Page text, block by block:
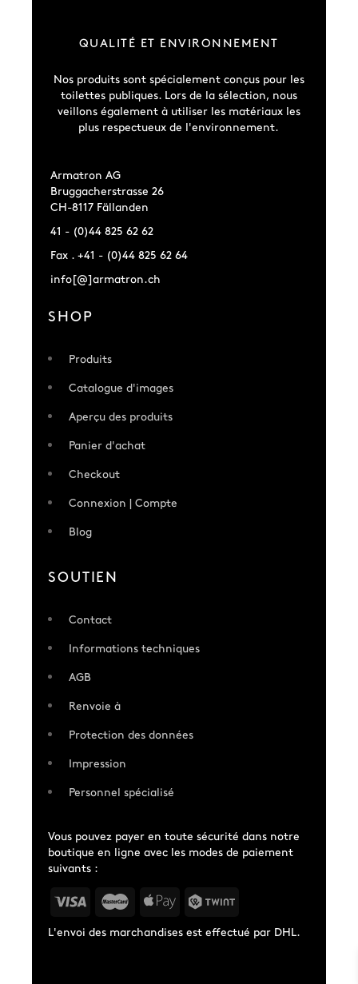
QUALITÉ ET ENVIRONNEMENT
Nos produits sont spécialement conçus pour les
toilettes publiques. Lors de la sélection, nous
veillons également à utiliser les matériaux les
plus respectueux de l'environnement.
Armatron AG
Bruggacherstrasse 26
CH-8117 Fällanden
41 - (0)44 825 62 62
Fax . +41 - (0)44 825 62 64
info[@]armatron.ch
SHOP
Produits
Catalogue d'images
Aperçu des produits
Panier d'achat
Checkout
Connexion | Compte
Blog
SOUTIEN
Contact
Informations techniques
AGB
Renvoie à
Protection des données
Impression
Personnel spécialisé
Vous pouvez payer en toute sécurité dans notre
boutique en ligne avec les modes de paiement
suivants :
L'envoi des marchandises est effectué par DHL.